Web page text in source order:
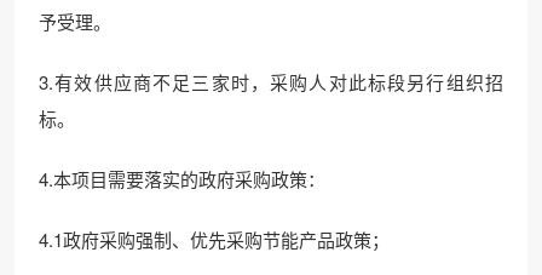
予受理。
3.有效供应商不足三家时，采购人对此标段另行组织招
标。
4.本项目需要落实的政府采购政策：
4.1政府采购强制、优先采购节能产品政策；